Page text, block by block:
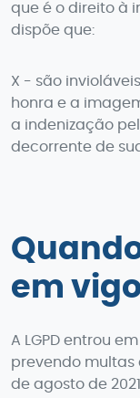
que é o direito à
dispõe que:
X - são
honra e a
a indenização
decorrente de
em
A LGPD entrou
prevendo
de agosto de